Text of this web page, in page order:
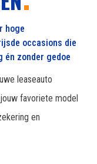
hoge
occasions die
én zonder gedoe
leaseauto
favoriete model
en